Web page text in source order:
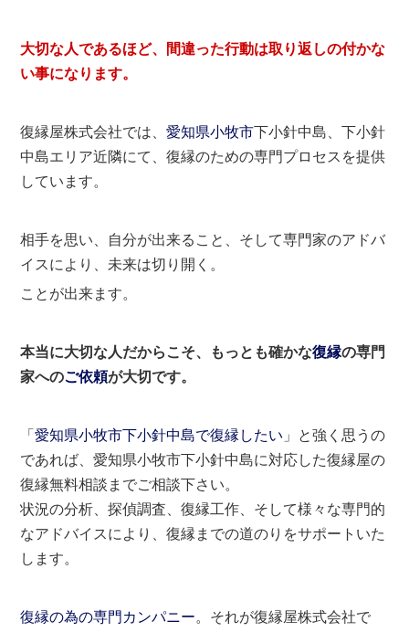
大切な人であるほど、間違った行動は取り返しの付かな
い事になります。
復縁屋株式会社では、愛知県小牧市下小針中島、下小針
中島エリア近隣にて、復縁のための専門プロセスを提供
しています。
相手を思い、自分が出来ること、そして専門家のアドバ
イスにより、未来は切り開く。
ことが出来ます。
本当に大切な人だからこそ、もっとも確かな復縁の専門
家へのご依頼が大切です。
「愛知県小牧市下小針中島で復縁したい 」と強く思うの
であれば、愛知県小牧市下小針中島に対応した復縁屋の
復縁無料相談までご相談下さい。
状況の分析、探偵調査、復縁工作、そして様々な専門的
なアドバイスにより、復縁までの道のりをサポートいた
します。
復縁の為の専門カンパニー。それが復縁屋株式会社で